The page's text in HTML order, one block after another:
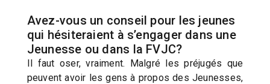
Avez-vous un conseil pour les jeunes
qui hésiteraient à s’engager dans une
Jeunesse ou dans la FVJC?
Il faut oser, vraiment. Malgré les préjugés que
peuvent avoir les gens à propos des Jeunesses,